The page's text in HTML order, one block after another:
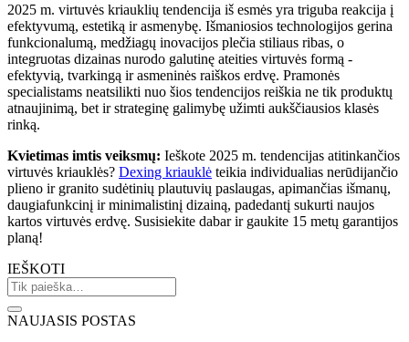
2025 m. virtuvės kriauklių tendencija iš esmės yra triguba reakcija į
efektyvumą, estetiką ir asmenybę. Išmaniosios technologijos gerina
funkcionalumą, medžiagų inovacijos plečia stiliaus ribas, o
integruotas dizainas nurodo galutinę ateities virtuvės formą -
efektyvią, tvarkingą ir asmeninės raiškos erdvę. Pramonės
specialistams neatsilikti nuo šios tendencijos reiškia ne tik produktų
atnaujinimą, bet ir strateginę galimybę užimti aukščiausios klasės
rinką.
Kvietimas imtis veiksmų: Ieškote 2025 m. tendencijas atitinkančios
virtuvės kriauklės? Dexing kriauklė teikia individualias nerūdijančio
plieno ir granito sudėtinių plautuvių paslaugas, apimančias išmanų,
daugiafunkcinį ir minimalistinį dizainą, padedantį sukurti naujos
kartos virtuvės erdvę. Susisiekite dabar ir gaukite 15 metų garantijos
planą!
IEŠKOTI
NAUJASIS POSTAS